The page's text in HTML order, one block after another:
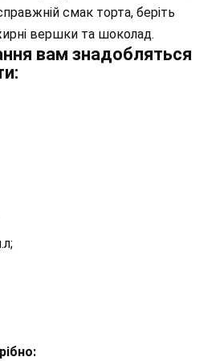
смак торта, беріть
вершки та шоколад.
вам знадобляться